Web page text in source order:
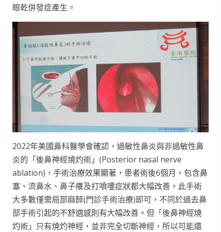
眼乾併發症產生。
2022年美國鼻科醫學會確認，過敏性鼻炎與非過敏性鼻
炎的「後鼻神經燒灼術」(Posterior nasal nerve
ablation)，手術治療效果顯著，患者術後6個月，包含鼻
塞、流鼻水、鼻子癢及打噴嚏症狀都大幅改善。此手術
大多數僅需局部麻醉(門診手術治療)即可，不同於過去鼻
部手術引起的不舒適感則有大幅改善。但「後鼻神經燒
灼術」只有燒灼神經，並非完全切斷神經，所以可能還